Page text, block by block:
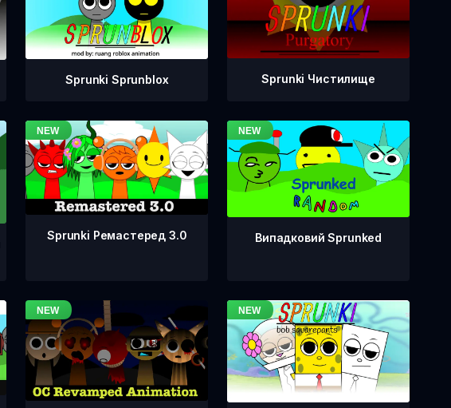
Sprunki Sprunblox Sprunki Чистилище
Sprunki Ремастеред 3.0 Випадковий Sprunked